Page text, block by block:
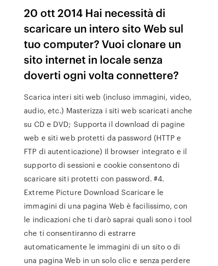
20 ott 2014 Hai necessità di
scaricare un intero sito Web sul
tuo computer? Vuoi clonare un
sito internet in locale senza
doverti ogni volta connettere?
Scarica interi siti web (incluso immagini, video,
audio, etc.) Masterizza i siti web scaricati anche
su CD e DVD; Supporta il download di pagine
web e siti web protetti da password (HTTP e
FTP di autenticazione) Il browser integrato e il
supporto di sessioni e cookie consentono di
scaricare siti protetti con password. #4.
Extreme Picture Download Scaricare le
immagini di una pagina Web è facilissimo, con
le indicazioni che ti darò saprai quali sono i tool
che ti consentiranno di estrarre
automaticamente le immagini di un sito o di
una pagina Web in un solo clic e senza perdere